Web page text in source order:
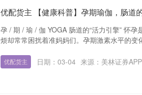
优配货主 【健康科普】孕期瑜伽，肠道
孕 / 期 / 瑜 / 伽 YOGA 肠道的“活力引擎” 怀
烦却常常困扰着准妈妈们。孕期激素水平的变
优配货主 日期：03-04 来源：美林证券